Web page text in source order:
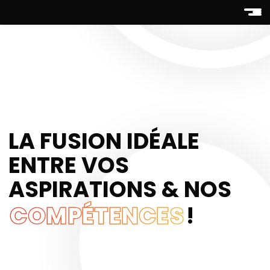
LA FUSION IDÉALE
ENTRE VOS
ASPIRATIONS& NOS
COMPÉTENCES!